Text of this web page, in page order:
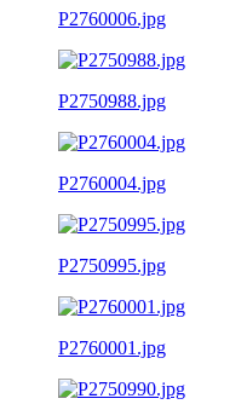
P2760006.jpg
P2750988.jpg
P2760004.jpg
P2750995.jpg
P2760001.jpg